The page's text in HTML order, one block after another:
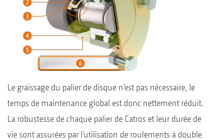
Le graissage du palier de disque n’est pas nécessaire, le
temps de maintenance global est donc nettement réduit.
La robustesse de chaque palier de Catros et leur durée de
vie sont assurées par l’utilisation de roulements à double